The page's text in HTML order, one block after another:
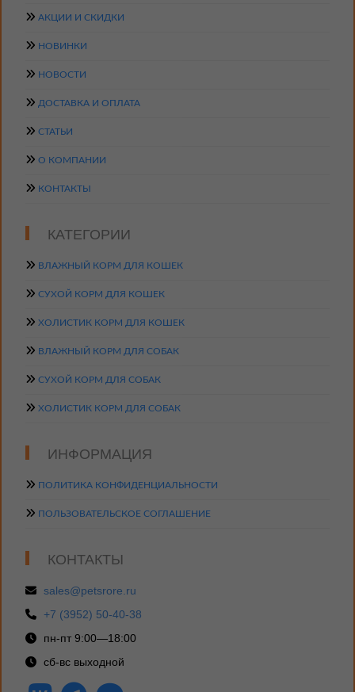
АКЦИИ И СКИДКИ
НОВИНКИ
НОВОСТИ
ДОСТАВКА И ОПЛАТА
СТАТЬИ
О КОМПАНИИ
КОНТАКТЫ
КАТЕГОРИИ
ВЛАЖНЫЙ КОРМ ДЛЯ КОШЕК
СУХОЙ КОРМ ДЛЯ КОШЕК
ХОЛИСТИК КОРМ ДЛЯ КОШЕК
ВЛАЖНЫЙ КОРМ ДЛЯ СОБАК
СУХОЙ КОРМ ДЛЯ СОБАК
ХОЛИСТИК КОРМ ДЛЯ СОБАК
ИНФОРМАЦИЯ
ПОЛИТИКА КОНФИДЕНЦИАЛЬНОСТИ
ПОЛЬЗОВАТЕЛЬСКОЕ СОГЛАШЕНИЕ
КОНТАКТЫ
sales@petsrore.ru
+7 (3952) 50-40-38
пн-пт 9:00—18:00
сб-вс выходной